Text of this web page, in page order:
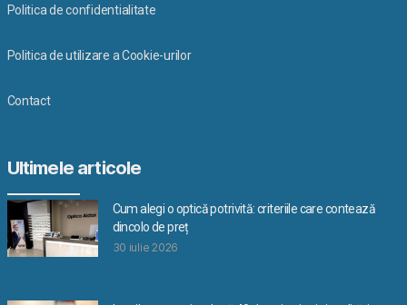
Politica de confidentialitate
Politica de utilizare a Cookie-urilor
Contact
Ultimele articole
Cum alegi o optică potrivită: criteriile care contează
dincolo de preț
30 iulie 2026